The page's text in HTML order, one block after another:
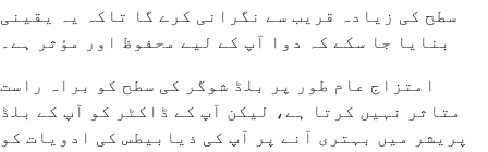
سطح کی زیادہ قریب سے نگرانی کرے گا تاکہ یہ یقینی
بنایا جا سکے کہ دوا آپ کے لیے محفوظ اور مؤثر ہے۔
امتزاج عام طور پر بلڈ شوگر کی سطح کو براہ راست
متاثر نہیں کرتا ہے، لیکن آپ کے ڈاکٹر کو آپ کے بلڈ
پریشر میں بہتری آنے پر آپ کی ذیابیطس کی ادویات کو